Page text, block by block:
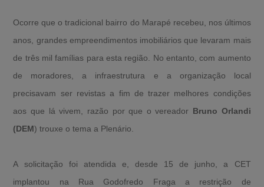
Ocorre que o tradicional bairro do Marapé recebeu, nos últimos
anos, grandes empreendimentos imobiliários que levaram mais
de três mil famílias para esta região. No entanto, com aumento
de moradores, a infraestrutura e a organização local
precisavam ser revistas a fim de trazer melhores condições
aos que lá vivem, razão por que o vereador Bruno Orlandi
(DEM) trouxe o tema a Plenário.
A solicitação foi atendida e, desde 15 de junho, a CET
implantou na Rua Godofredo Fraga a restrição de